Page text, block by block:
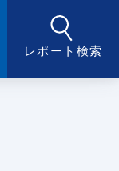
レポート検索